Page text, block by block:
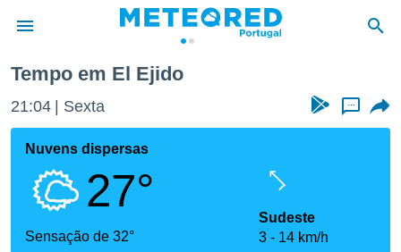
da
foi
fornecidas
a este
Tempo em El Ejido
21:04 Sexta ...
Nuvens dispersas
27°
Sensação de 32°
Sudeste
3
14 km/h